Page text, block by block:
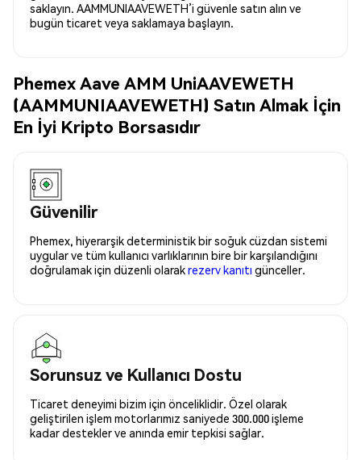
saklayın. AAMMUNIAAVEWETH’i güvenle satın alın ve
bugün ticaret veya saklamaya başlayın.
Phemex Aave AMM UniAAVEWETH
(AAMMUNIAAVEWETH) Satın Almak İçin
En İyi Kripto Borsasıdır
Güvenilir
Phemex, hiyerarşik deterministik bir soğuk cüzdan sistemi
uygular ve tüm kullanıcı varlıklarının bire bir karşılandığını
doğrulamak için düzenli olarakrezerv kanıtı günceller.
Sorunsuz ve Kullanıcı Dostu
Ticaret deneyimi bizim için önceliklidir. Özel olarak
geliştirilen işlem motorlarımız saniyede 300.000 işleme
kadar destekler ve anında emir tepkisi sağlar.